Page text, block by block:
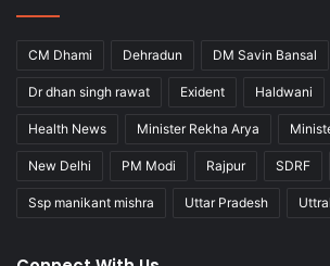
CM Dhami Dehradun DM Savin Bansal
Dr dhan singh rawat Exident Haldwani
Health News Minister Rekha Arya
New Delhi PM Modi Rajpur SDRF
Ssp manikant mishra Uttar Pradesh